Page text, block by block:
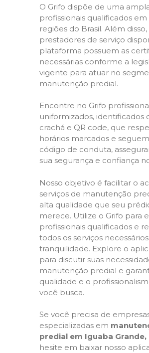
O Grifo dispõe de uma
profissionais qualificados em
regiões do Brasil. Além
prestadores de serviço
plataforma possuem as
necessárias conforme a
vigente para atuar no
manutenção predial.
Encontre no Grifo
uniformizados, identificados
crachá e QR code, que
horários marcados e
código de conduta,
sua segurança e confiança
Nosso objetivo é facilitar o
serviços de manutenção
alta qualidade que seu
merece. Utilize o Grifo para
profissionais qualificados e
todos os serviços
tranquilidade. Explore o
para discutir suas
manutenção predial e
qualidade e o
você busca.
Se você precisa de
especializadas em
predial em Iguaba Grande,
hesite em baixar nosso